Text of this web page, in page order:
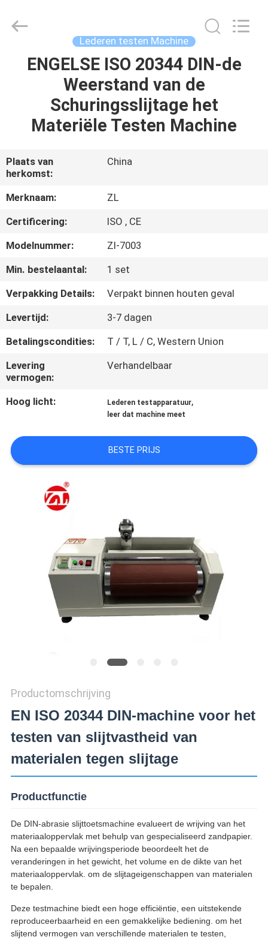
HUIS
PRODUCTEN
ONGEVEER
ONS
FABRIEKSREIS
KWALITEITSCONTROLE
CONTACTEER
ONS
NIEUWS
VERZOEK
OM EEN
CITAAT
SHOW
SITEMAP
PRIVACY
POLICY
Technology
Lederen testen Machine
ENGELSE ISO 20344 DIN-de
Weerstand van de
Schuringsslijtage het
Materiële Testen Machine
Plaats van
herkomst:
China
Merknaam:
ZL
Certificering:
ISO , CE
Modelnummer:
Zl-7003
Min. bestelaantal:
1 set
Verpakking Details:
Verpakt binnen houten geval
Levertijd:
3-7 dagen
Betalingscondities:
T / T, L / C, Western Union
Levering
vermogen:
Verhandelbaar
Hoog licht: Lederen testapparatuur,
leer dat machine meet
BESTE PRIJS
Productomschrijving
EN ISO 20344 DIN-machine voor het
testen van slijtvastheid van
materialen tegen slijtage
Productfunctie
De DIN-abrasie slijttoetsmachine evalueert de wrijving van het
materiaaloppervlak met behulp van gespecialiseerd zandpapier.
Na een bepaalde wrijvingsperiode beoordeelt het de
veranderingen in het gewicht, het volume en de dikte van het
materiaaloppervlak. om de slijtageigenschappen van materialen
te bepalen.
Deze testmachine biedt een hoge efficiëntie, een uitstekende
reproduceerbaarheid en een gemakkelijke bediening. om het
slijtend vermogen van verschillende materialen te testen,